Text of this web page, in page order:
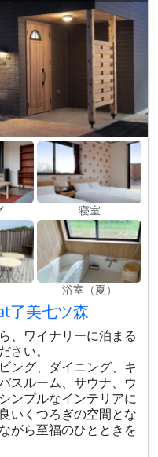
寝室
浴室（夏）
了美七ツ森
、ワイナリーに泊まる
さい。
ング、ダイニング、キ
スルーム、サウナ、ウ
ンプルなインテリアに
いくつろぎの空間とな
がら至福のひとときを